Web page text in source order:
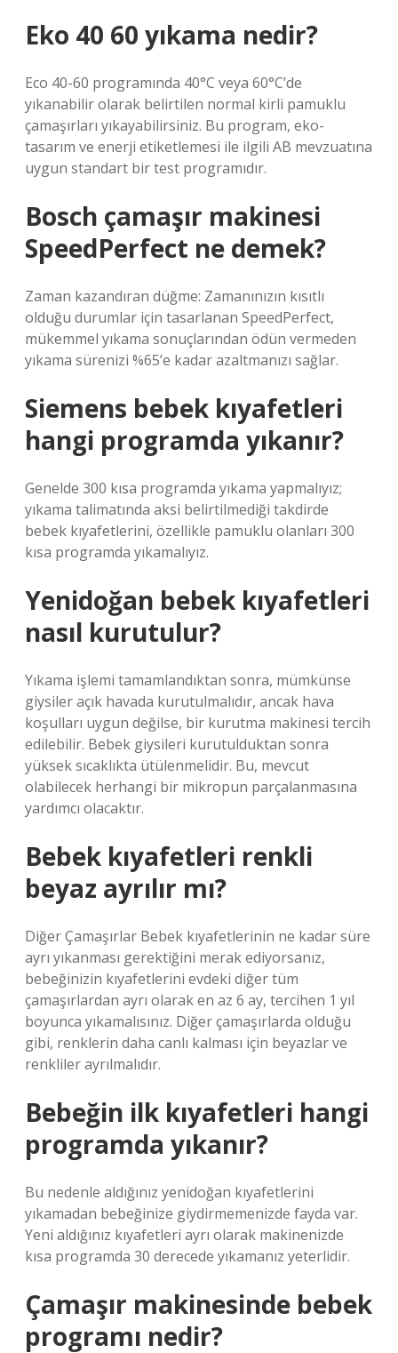
Eko 40 60 yıkama nedir?
Eco 40-60 programında 40°C veya 60°C’de
yıkanabilir olarak belirtilen normal kirli pamuklu
çamaşırları yıkayabilirsiniz. Bu program, eko-
tasarım ve enerji etiketlemesi ile ilgili AB mevzuatına
uygun standart bir test programıdır.
Bosch çamaşır makinesi
SpeedPerfect ne demek?
Zaman kazandıran düğme: Zamanınızın kısıtlı
olduğu durumlar için tasarlanan SpeedPerfect,
mükemmel yıkama sonuçlarından ödün vermeden
yıkama sürenizi %65’e kadar azaltmanızı sağlar.
Siemens bebek kıyafetleri
hangi programda yıkanır?
Genelde 300 kısa programda yıkama yapmalıyız;
yıkama talimatında aksi belirtilmediği takdirde
bebek kıyafetlerini, özellikle pamuklu olanları 300
kısa programda yıkamalıyız.
Yenidoğan bebek kıyafetleri
nasıl kurutulur?
Yıkama işlemi tamamlandıktan sonra, mümkünse
giysiler açık havada kurutulmalıdır, ancak hava
koşulları uygun değilse, bir kurutma makinesi tercih
edilebilir. Bebek giysileri kurutulduktan sonra
yüksek sıcaklıkta ütülenmelidir. Bu, mevcut
olabilecek herhangi bir mikropun parçalanmasına
yardımcı olacaktır.
Bebek kıyafetleri renkli
beyaz ayrılır mı?
Diğer Çamaşırlar Bebek kıyafetlerinin ne kadar süre
ayrı yıkanması gerektiğini merak ediyorsanız,
bebeğinizin kıyafetlerini evdeki diğer tüm
çamaşırlardan ayrı olarak en az 6 ay, tercihen 1 yıl
boyunca yıkamalısınız. Diğer çamaşırlarda olduğu
gibi, renklerin daha canlı kalması için beyazlar ve
renkliler ayrılmalıdır.
Bebeğin ilk kıyafetleri hangi
programda yıkanır?
Bu nedenle aldığınız yenidoğan kıyafetlerini
yıkamadan bebeğinize giydirmemenizde fayda var.
Yeni aldığınız kıyafetleri ayrı olarak makinenizde
kısa programda 30 derecede yıkamanız yeterlidir.
Çamaşır makinesinde bebek
programı nedir?